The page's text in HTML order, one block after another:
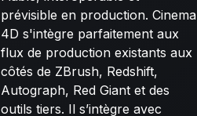
prévisible en production. Cinema
4D s'intègre parfaitement aux
flux de production existants aux
côtés de ZBrush, Redshift,
Autograph, Red Giant et des
outils tiers. Il s’intègre avec